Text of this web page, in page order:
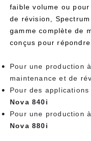
faible volume ou
de révision,
gamme complète de
conçus pour
Pour une production
maintenance et de
Pour des
Nova 840i
Pour une production
Nova 880i